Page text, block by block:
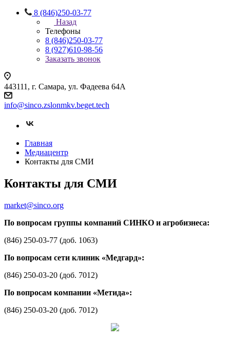
8 (846)250-03-77
Назад
Телефоны
8 (846)250-03-77
8 (927)610-98-56
Заказать звонок
443111, г. Самара, ул. Фадеева 64А
info@sinco.zslonmkv.beget.tech
Главная
Медиацентр
Контакты для СМИ
Контакты для СМИ
market@sinco.org
По вопросам группы компаний СИНКО и агробизнеса:
(846) 250-03-77 (доб. 1063)
По вопросам сети клиник «Медгард»:
(846) 250-03-20 (доб. 7012)
По вопросам компании «Метида»:
(846) 250-03-20 (доб. 7012)